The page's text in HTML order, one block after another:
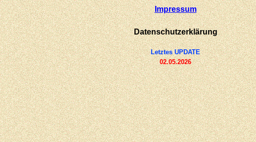
Impressum
Datenschutzerklärung
Letztes UPDATE
02.05.2026